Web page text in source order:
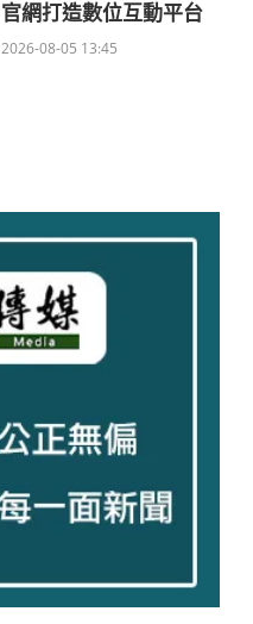
官網打造數位互動平台
2026-08-05 13:45